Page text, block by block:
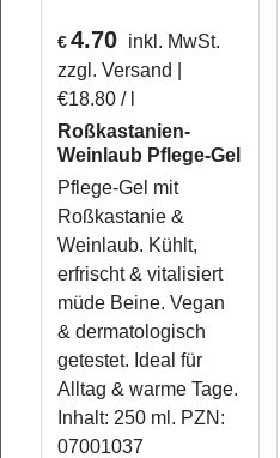
€ 4.70 inkl. MwSt.
zzgl. Versand
€18.80 / l
Roßkastanien-
Weinlaub Pflege-Gel
Pflege-Gel mit
Roßkastanie &
Weinlaub. Kühlt,
erfrischt & vitalisiert
müde Beine. Vegan
& dermatologisch
getestet. Ideal für
Alltag & warme Tage.
Inhalt: 250 ml. PZN:
07001037